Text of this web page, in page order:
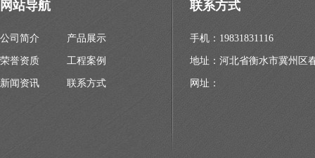
网站导航
公司简介 产品展示
荣誉资质 工程案例
新闻资讯 联系方式
联系方式
手机：19831831116
地址：河北省衡水市冀州区
网址：